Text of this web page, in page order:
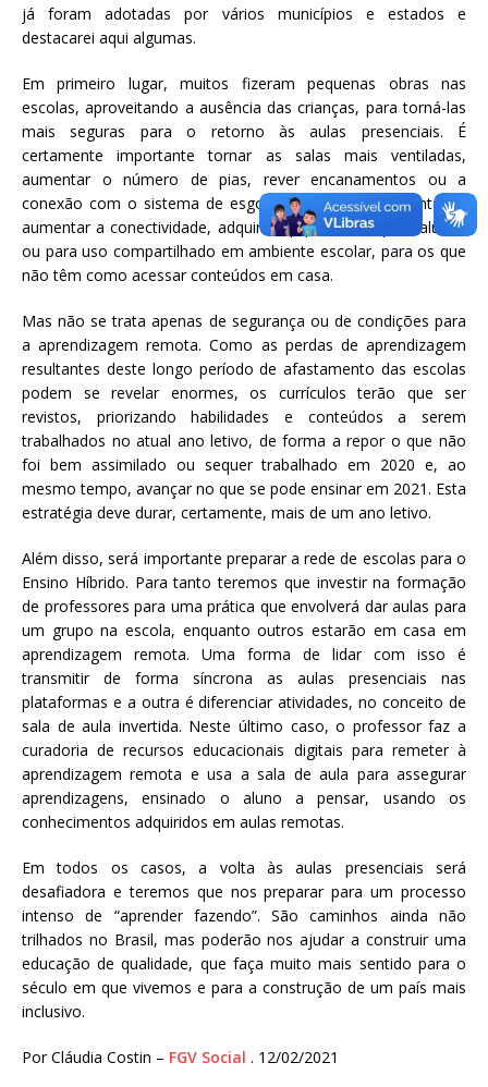
já foram adotadas por vários municípios e estados e
destacarei aqui algumas.
Em primeiro lugar, muitos fizeram pequenas obras nas
escolas, aproveitando a ausência das crianças, para torná-las
mais seguras para o retorno às aulas presenciais. É
certamente importante tornar as salas mais ventiladas,
aumentar o número de pias, rever encanamentos ou a
conexão com o sistema de esgoto. Igualmente relevante foi
aumentar a conectividade, adquirir equipamentos para alunos
ou para uso compartilhado em ambiente escolar, para os que
não têm como acessar conteúdos em casa.
Mas não se trata apenas de segurança ou de condições para
a aprendizagem remota. Como as perdas de aprendizagem
resultantes deste longo período de afastamento das escolas
podem se revelar enormes, os currículos terão que ser
revistos, priorizando habilidades e conteúdos a serem
trabalhados no atual ano letivo, de forma a repor o que não
foi bem assimilado ou sequer trabalhado em 2020 e, ao
mesmo tempo, avançar no que se pode ensinar em 2021. Esta
estratégia deve durar, certamente, mais de um ano letivo.
Além disso, será importante preparar a rede de escolas para o
Ensino Híbrido. Para tanto teremos que investir na formação
de professores para uma prática que envolverá dar aulas para
um grupo na escola, enquanto outros estarão em casa em
aprendizagem remota. Uma forma de lidar com isso é
transmitir de forma síncrona as aulas presenciais nas
plataformas e a outra é diferenciar atividades, no conceito de
sala de aula invertida. Neste último caso, o professor faz a
curadoria de recursos educacionais digitais para remeter à
aprendizagem remota e usa a sala de aula para assegurar
aprendizagens, ensinado o aluno a pensar, usando os
conhecimentos adquiridos em aulas remotas.
Em todos os casos, a volta às aulas presenciais será
desafiadora e teremos que nos preparar para um processo
intenso de “aprender fazendo”. São caminhos ainda não
trilhados no Brasil, mas poderão nos ajudar a construir uma
educação de qualidade, que faça muito mais sentido para o
século em que vivemos e para a construção de um país mais
inclusivo.
Por Cláudia Costin – FGV Social . 12/02/2021